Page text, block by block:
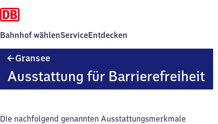
Bahnhof wählenServiceEntdecken
Gransee
Ausstattung für Barrierefreiheit
Die nachfolgend genannten Ausstattungsmerkmale